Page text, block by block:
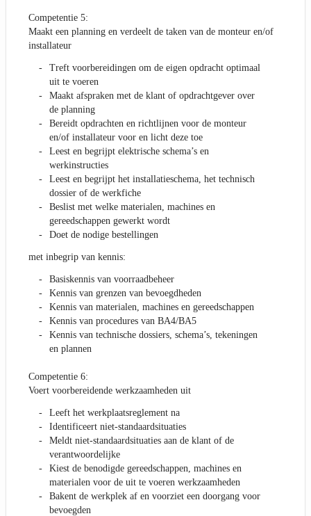
Competentie 5:
Maakt een planning en verdeelt de taken van de monteur en/of
installateur
Treft voorbereidingen om de eigen opdracht optimaal
uit te voeren
Maakt afspraken met de klant of opdrachtgever over
de planning
Bereidt opdrachten en richtlijnen voor de monteur
en/of installateur voor en licht deze toe
Leest en begrijpt elektrische schema’s en
werkinstructies
Leest en begrijpt het installatieschema, het technisch
dossier of de werkfiche
Beslist met welke materialen, machines en
gereedschappen gewerkt wordt
Doet de nodige bestellingen
met inbegrip van kennis:
Basiskennis van voorraadbeheer
Kennis van grenzen van bevoegdheden
Kennis van materialen, machines en gereedschappen
Kennis van procedures van BA4/BA5
Kennis van technische dossiers, schema’s, tekeningen
en plannen
Competentie 6:
Voert voorbereidende werkzaamheden uit
Leeft het werkplaatsreglement na
Identificeert niet-standaardsituaties
Meldt niet-standaardsituaties aan de klant of de
verantwoordelijke
Kiest de benodigde gereedschappen, machines en
materialen voor de uit te voeren werkzaamheden
Bakent de werkplek af en voorziet een doorgang voor
bevoegden